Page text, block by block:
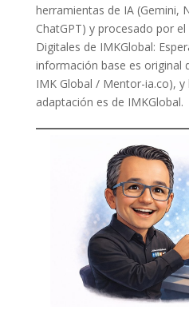
herramientas de IA (Gemini,
ChatGPT) y procesado por
Digitales de IMKGlobal:
información base es original
IMK Global / Mentor-ia.co),
adaptación es de IMKGlobal.